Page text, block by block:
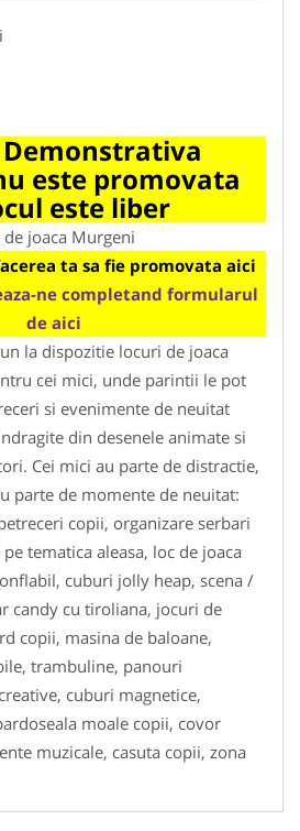
Demonstrativa
este promovata
este liber
de joaca Murgeni
ta sa fie promovata aici
ne completand formularul
de aici
la dispozitie locuri de joaca
cei mici, unde parintii le pot
si evenimente de neuitat
din desenele animate si
Cei mici au parte de distractie,
parte de momente de neuitat:
copii, organizare serbari
tematica aleasa, loc de joaca
cuburi jolly heap, scena /
candy cu tiroliana, jocuri de
copii, masina de baloane,
trambuline, panouri
cuburi magnetice,
moale copii, covor
muzicale, casuta copii, zona